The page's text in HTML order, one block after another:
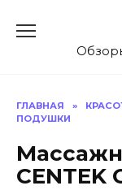
содержанию
ГЛАВНАЯ »
ПОДУШКИ
CENTEK